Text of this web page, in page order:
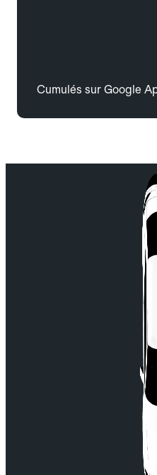
Cumulés sur Google